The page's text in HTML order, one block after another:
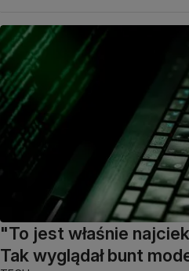
"To jest właśnie
Tak wyglądał bunt